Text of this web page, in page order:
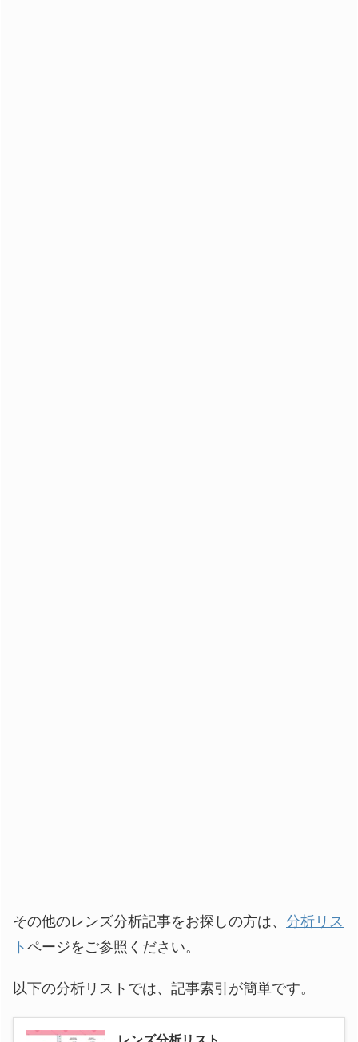
その他のレンズ分析記事をお探しの方は、 分析リス
トページをご参照ください。
以下の分析リストでは、記事索引が簡単です。